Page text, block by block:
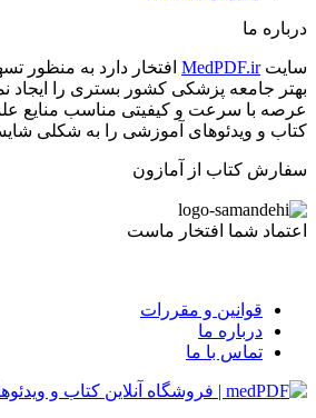
درباره ما
سایتMedPDF.ir افتخار دارد به منظور
بهتر جامعه پزشکی کشور بستری را ایجاد
عرصه با سرعت و کیفیتی مناسب منایع
کتاب و ویدئوهای آموزشی را به شکلی
سفارش کتاب از آمازون
اعتماد شما افتخار ماست
قوانین و مقررات
درباره ما
تماس با ما